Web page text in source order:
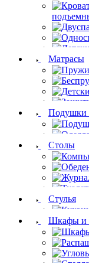
Матрасы
Подушки
Столы
Стулья
Шкафы и